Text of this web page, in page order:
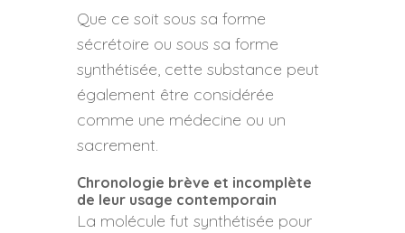
Que ce soit sous sa forme
sécrétoire ou sous sa forme
synthétisée, cette substance peut
également être considérée
comme une médecine ou un
sacrement.
Chronologie brève et incomplète
de leur usage contemporain
La molécule fut synthétisée pour